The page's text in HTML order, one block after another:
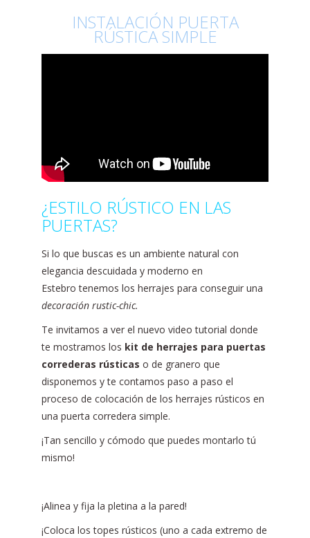
INSTALACIÓN PUERTA
RÚSTICA SIMPLE
¿ESTILO RÚSTICO EN LAS
PUERTAS?
Si lo que buscas es un ambiente natural con
elegancia descuidada y moderno en
Estebro tenemos los herrajes para conseguir una
decoración rustic-chic.
Te invitamos a ver el nuevo video tutorial donde
te mostramos los kit de herrajes para puertas
correderas rústicas o de granero que
disponemos y te contamos paso a paso el
proceso de colocación de los herrajes rústicos en
una puerta corredera simple.
¡Tan sencillo y cómodo que puedes montarlo tú
mismo!
¡Alinea y fija la pletina a la pared!
¡Coloca los topes rústicos (uno a cada extremo de